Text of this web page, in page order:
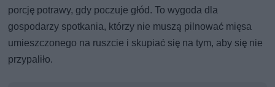
porcję potrawy, gdy poczuje głód. To wygoda dla
gospodarzy spotkania, którzy nie muszą pilnować mięsa
umieszczonego na ruszcie i skupiać się na tym, aby się nie
przypaliło.